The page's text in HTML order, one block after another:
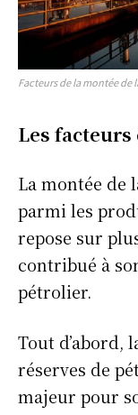
Facteurs de la montée de
Les facteurs
La montée de
parmi les
repose sur
contribué à
pétrolier.
Tout d’abord,
réserves de
majeur pour